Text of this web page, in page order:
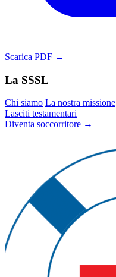
Scarica PDF →
La SSSL
Chi siamo La nostra missione
Lasciti testamentari
Diventa soccorritore →